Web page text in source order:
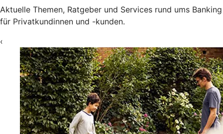
Aktuelle Themen, Ratgeber und Services rund ums Banking
für Privatkundinnen und -kunden.
‹